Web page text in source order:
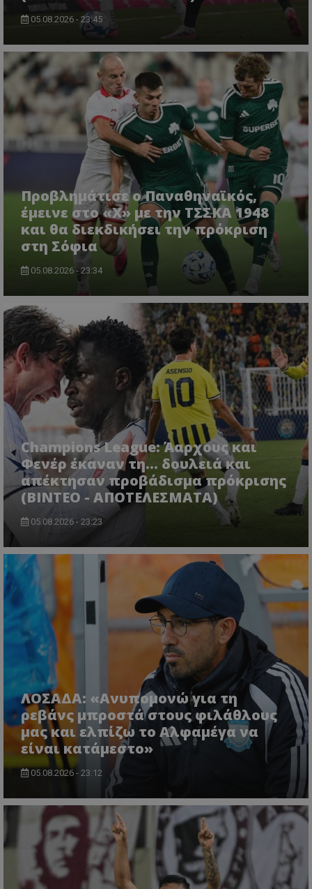
05.08.2026 - 23:45
Προβλημάτισε ο Παναθηναϊκός,
έμεινε στο «Χ» με την ΤΣΣΚΑ 1948
και θα διεκδικήσει την πρόκριση
στη Σόφια
05.08.2026 - 23:34
Champions League: Άαρχους και
Φενέρ έκαναν τη... δουλειά και
απέκτησαν προβάδισμα πρόκρισης
(ΒΙΝΤΕΟ - ΑΠΟΤΕΛΕΣΜΑΤΑ)
05.08.2026 - 23:23
ΛΟΣΑΔΑ: «Ανυπομονώ για τη
ρεβάνς μπροστά στους φιλάθλους
μας και ελπίζω το Αλφαμέγα να
είναι κατάμεστο»
05.08.2026 - 23:12